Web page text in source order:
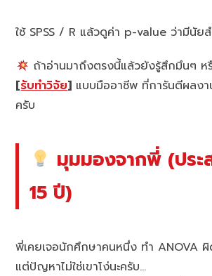
ใช้ SPSS / R แล้วดูค่า p-value ว่ามีนัย
ถ้าอ่านมาถึงตรงนี้แล้วยังรู้สึกมึนๆ ห
[รับทำวิจัย] แบบมืออาชีพ ที่การันตีผลงา
ครับ
มุมมองจากพี่ (ปร
15 ปี)
พี่เคยเจอนักศึกษาคนหนึ่ง ทำ ANOVA
แต่ปัญหาไม่ใช่เขาโง่นะครับ…